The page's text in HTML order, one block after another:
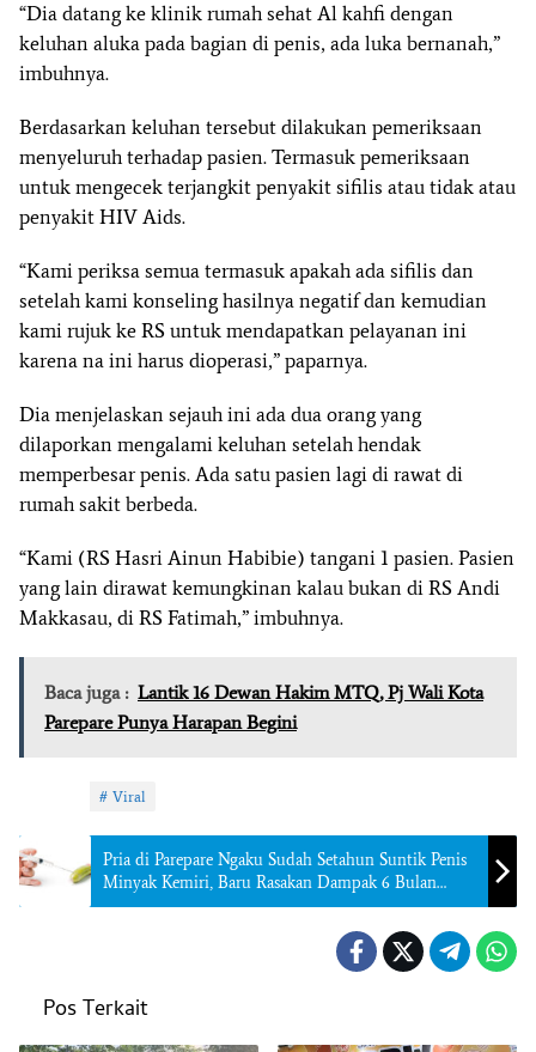
“Dia datang ke klinik rumah sehat Al kahfi dengan
keluhan aluka pada bagian di penis, ada luka bernanah,”
imbuhnya.
Berdasarkan keluhan tersebut dilakukan pemeriksaan
menyeluruh terhadap pasien. Termasuk pemeriksaan
untuk mengecek terjangkit penyakit sifilis atau tidak atau
penyakit HIV Aids.
“Kami periksa semua termasuk apakah ada sifilis dan
setelah kami konseling hasilnya negatif dan kemudian
kami rujuk ke RS untuk mendapatkan pelayanan ini
karena na ini harus dioperasi,” paparnya.
Dia menjelaskan sejauh ini ada dua orang yang
dilaporkan mengalami keluhan setelah hendak
memperbesar penis. Ada satu pasien lagi di rawat di
rumah sakit berbeda.
“Kami (RS Hasri Ainun Habibie) tangani 1 pasien. Pasien
yang lain dirawat kemungkinan kalau bukan di RS Andi
Makkasau, di RS Fatimah,” imbuhnya.
Baca juga : Lantik 16 Dewan Hakim MTQ, Pj Wali Kota
Parepare Punya Harapan Begini
Viral
Pria di Parepare Ngaku Sudah Setahun Suntik Penis
Minyak Kemiri, Baru Rasakan Dampak 6 Bulan
Terakhir
Pos Terkait